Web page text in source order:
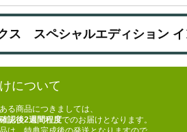
ス スペシャルエディション
について
る商品につきましては、
認後2週間程度でのお届けとなります。